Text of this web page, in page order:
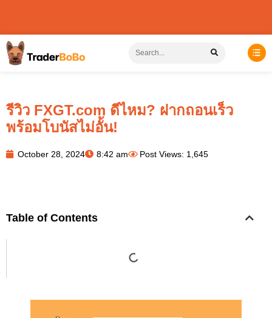
รีวิว FXGT.com ดีไหม? ฝากถอนเร็ว
พร้อมโบนัสไม่อั้น!
October 28, 2024 8:42 am Post Views: 1,645
Table of Contents